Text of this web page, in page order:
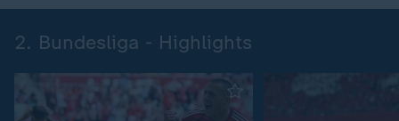
2. Bundesliga - Highlights